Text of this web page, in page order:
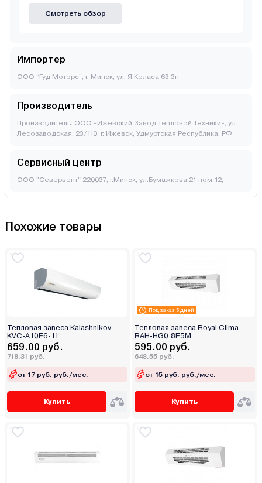
Смотреть обзор
Импортер
ООО “Гуд Моторс”, г. Минск, ул. Я.Коласа 63 3н
Производитель
Производитель: OOO «Ижевский Завод Тепловой Техники», ул.
Лесозаводская, 23/110, г. Ижевск, Удмуртская Республика, РФ
Сервисный центр
ООО "Севервент" 220037, г.Минск, ул.Бумажкова,21 пом.12;
Похожие товары
Тепловая завеса Kalashnikov
KVC-A10E6-11
659.00 руб.
718.31 руб.
от 17 руб. руб./мес.
Купить
Под заказ 5 дней
Тепловая завеса Royal Clima
RAH-HG0.8E5M
595.00 руб.
648.55 руб.
от 15 руб. руб./мес.
Купить